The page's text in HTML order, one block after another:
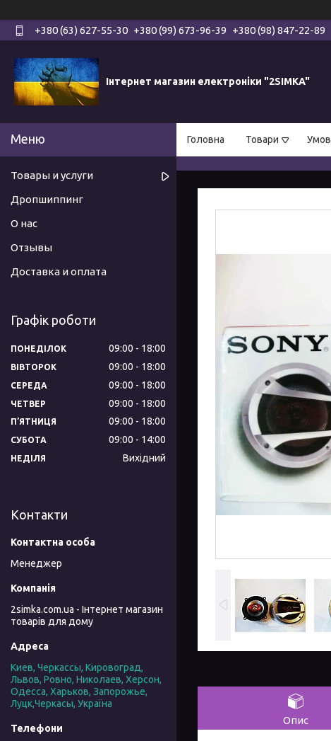
+380 (63) 627-55-30 +380 (99) 673-96-39 +380 (98) 847-22-89
Інтернет магазин електроніки "2SIMKA"
Головна Товари
Опис
Товары и услуги
Дропшиппинг
О нас
Отзывы
Доставка и оплата
Графік роботи
ПОНЕДІЛОК 09:00 18:00
ВІВТОРОК 09:00 18:00
СЕРЕДА 09:00 18:00
ЧЕТВЕР 09:00 18:00
ПʼЯТНИЦЯ 09:00 18:00
СУБОТА 09:00 14:00
НЕДІЛЯ Вихідний
Контакти
Менеджер
2simka.com.ua - Інтернет магазин
товарів для дому
Киев, Черкассы, Кировоград,
Львов, Ровно, Николаев, Херсон,
Одесса, Харьков, Запорожье,
Луцк,Черкасы, Україна